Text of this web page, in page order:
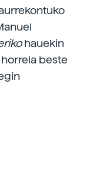
hauekin
beste